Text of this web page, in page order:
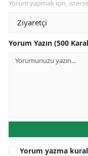
Yorum yapmak için,
Yorum Yazın (500
Yorum yazma